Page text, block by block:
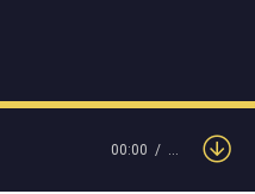
00:00 …